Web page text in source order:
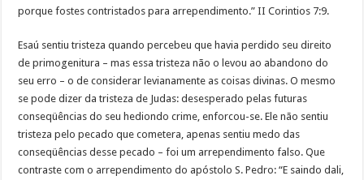
porque fostes contristados para arrependimento.” II Corintios 7:9.
Esaú sentiu tristeza quando percebeu que havia perdido seu direito
de primogenitura – mas essa tristeza não o levou ao abandono do
seu erro – o de considerar levianamente as coisas divinas. O mesmo
se pode dizer da tristeza de Judas: desesperado pelas futuras
conseqüências do seu hediondo crime, enforcou-se. Ele não sentiu
tristeza pelo pecado que cometera, apenas sentiu medo das
conseqüências desse pecado – foi um arrependimento falso. Que
contraste com o arrependimento do apóstolo S. Pedro: “E saindo dali,